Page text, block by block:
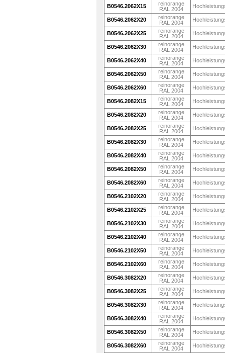
B0546.2062X15
reinorange
RAL 2004
B0546.2062X20
reinorange
RAL 2004
B0546.2062X25
reinorange
RAL 2004
B0546.2062X30
reinorange
RAL 2004
B0546.2062X40
reinorange
RAL 2004
B0546.2062X50
reinorange
RAL 2004
B0546.2062X60
reinorange
RAL 2004
B0546.2082X15
reinorange
RAL 2004
B0546.2082X20
reinorange
RAL 2004
B0546.2082X25
reinorange
RAL 2004
B0546.2082X30
reinorange
RAL 2004
B0546.2082X40
reinorange
RAL 2004
B0546.2082X50
reinorange
RAL 2004
B0546.2082X60
reinorange
RAL 2004
B0546.2102X20
reinorange
RAL 2004
B0546.2102X25
reinorange
RAL 2004
B0546.2102X30
reinorange
RAL 2004
B0546.2102X40
reinorange
RAL 2004
B0546.2102X50
reinorange
RAL 2004
B0546.2102X60
reinorange
RAL 2004
B0546.3082X20
reinorange
RAL 2004
B0546.3082X25
reinorange
RAL 2004
B0546.3082X30
reinorange
RAL 2004
B0546.3082X40
reinorange
RAL 2004
B0546.3082X50
reinorange
RAL 2004
B0546.3082X60
reinorange
RAL 2004